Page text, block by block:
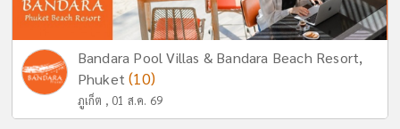
Bandara Pool Villas & Bandara Beach Resort,
Phuket(10)
ภูเก็ต , 01 ส.ค. 69